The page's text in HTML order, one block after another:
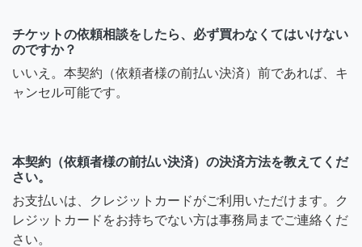
チケットの依頼相談をしたら、必ず買わなくてはいけない
のですか？
いいえ。本契約（依頼者様の前払い決済）前であれば、キ
ャンセル可能です。
本契約（依頼者様の前払い決済）の決済方法を教えてくだ
さい。
お支払いは、クレジットカードがご利用いただけます。ク
レジットカードをお持ちでない方は事務局までご連絡くだ
さい。